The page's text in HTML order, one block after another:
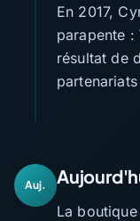
En 2017,
parapente :
résultat de
Auj.
La